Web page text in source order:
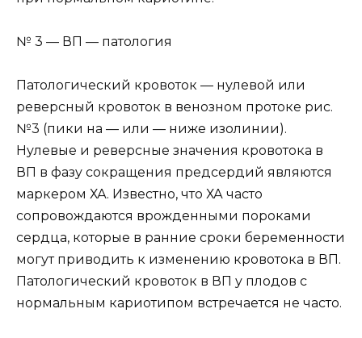
№ 3 — ВП — патология
Патологический кровоток — нулевой или
реверсный кровоток в венозном протоке рис.
№3 (пики на — или — ниже изолинии).
Нулевые и реверсные значения кровотока в
ВП в фазу сокращения предсердий являются
маркером ХА. Известно, что ХА часто
сопровождаются врожденными пороками
сердца, которые в ранние сроки беременности
могут приводить к изменению кровотока в ВП.
Патологический кровоток в ВП у плодов с
нормальным кариотипом встречается не часто.